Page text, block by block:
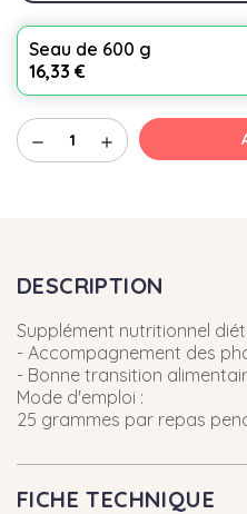
Seau de 600 g
16,33 €
remove add
DESCRIPTION
Supplément nutritionnel
- Accompagnement des
- Bonne transition
Mode d'emploi :
25 grammes par repas
FICHE TECHNIQUE